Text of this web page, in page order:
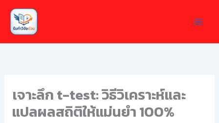
Skip
content
เจาะลึก t-test: วิธีวิเคราะห์และ
แปลผลสถิติให้แม่นยำ 100%